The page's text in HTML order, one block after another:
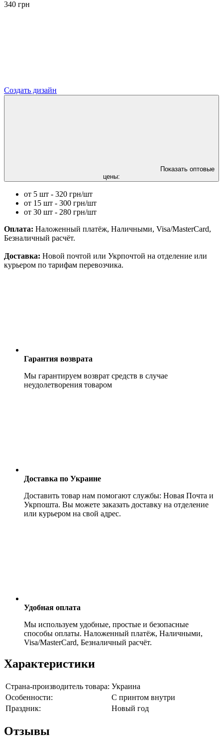
340 грн
Создать дизайн
Показать оптовые
цены:
от 5 шт - 320 грн/шт
от 15 шт - 300 грн/шт
от 30 шт - 280 грн/шт
Оплата: Наложенный платёж, Наличными, Visa/MasterCard,
Безналичный расчёт.
Доставка: Новой почтой или Укрпочтой на отделение или
курьером по тарифам перевозчика.
Гарантия возврата
Мы гарантируем возврат средств в случае
неудолетворения товаром
Доставка по Украине
Доставить товар нам помогают службы: Новая Почта и
Укрпошта. Вы можете заказать доставку на отделение
или курьером на свой адрес.
Удобная оплата
Мы используем удобные, простые и безопасные
способы оплаты. Наложенный платёж, Наличными,
Visa/MasterCard, Безналичный расчёт.
Характеристики
Страна-производитель товара: Украина
Особенности:
С принтом внутри
Праздник:
Новый год
Отзывы